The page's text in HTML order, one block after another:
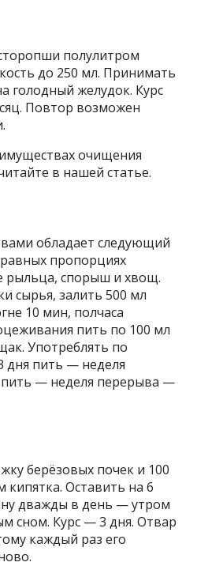
полулитром
до 250 мл. Принимать
голодный желудок. Курс
Повтор возможен
очищения
в нашей статье.
обладает следующий
пропорциях
рыльца, спорыш и хвощ.
сырья, залить 500 мл
10 мин, полчаса
пить по 100 мл
Употреблять по
дня пить — неделя
— неделя перерыва —
берёзовых почек и 100
кипятка. Оставить на 6
дважды в день — утром
сном. Курс — 3 дня. Отвар
каждый раз его